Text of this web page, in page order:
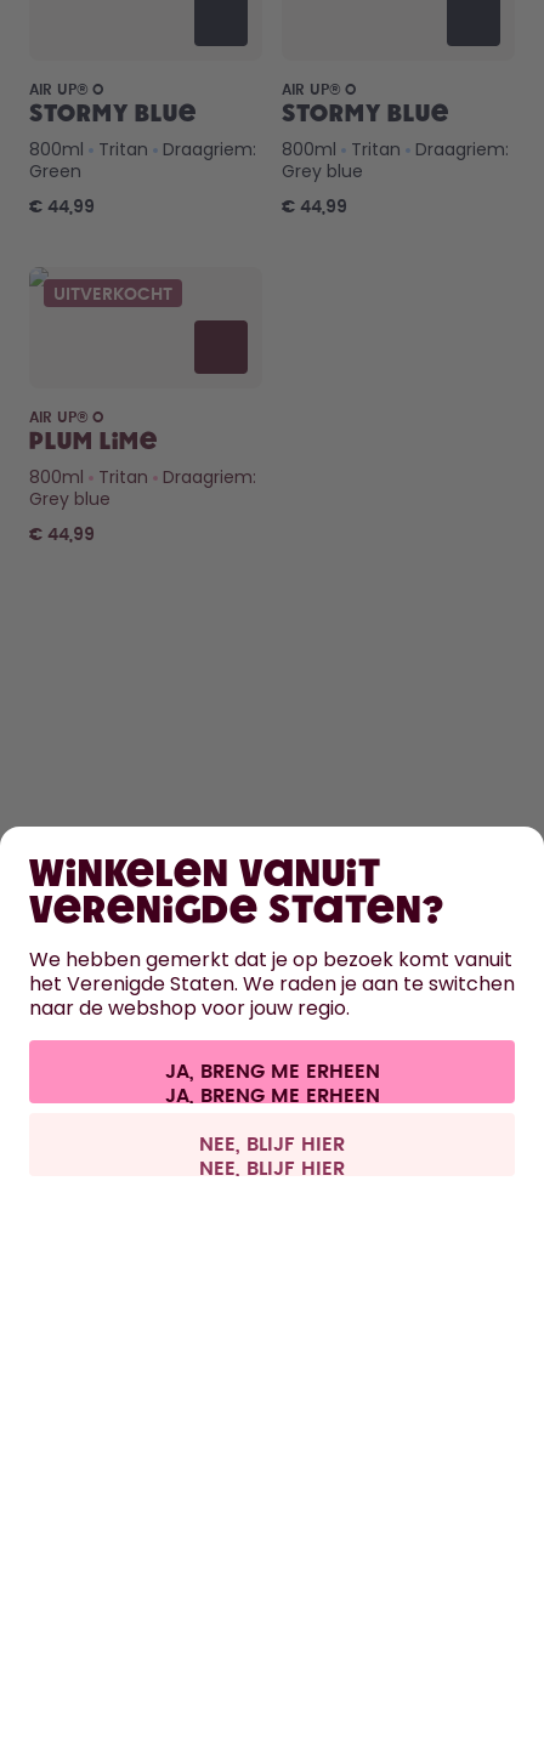
AIR UP® O
Stormy Blue
800ml
Tritan
Draagriem:
Green
€ 44,99
AIR UP® O
Stormy Blue
800ml
Tritan
Draagriem:
Grey blue
€ 44,99
UITVERKOCHT
AIR UP® O
Plum Lime
800ml
Tritan
Draagriem:
Grey blue
€ 44,99
ONTDEK
HULP
CONTACT
Cookie-instellingen Algemene voorwaarden
Juridische informatie Overeenkomst herroepen
Alle prijzen zijn inclusief BTW en exclusief verzendkosten.
Winkelen vanuit
Verenigde Staten?
We hebben gemerkt dat je op bezoek komt vanuit
het Verenigde Staten. We raden je aan te switchen
naar de webshop voor jouw regio.
JA, BRENG ME ERHEEN
NEE, BLIJF HIER